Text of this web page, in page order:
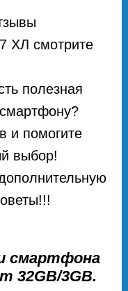
ХЛ смотрите
полезная
и помогите
выбор!
смартфона
32GB/3GB.